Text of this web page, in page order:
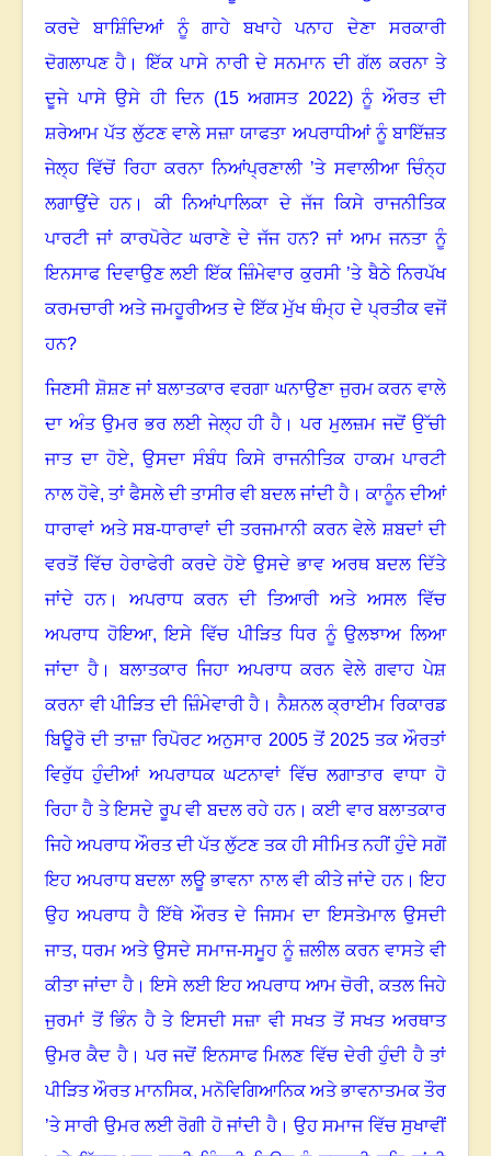
ਕਰਦੇ ਬਾਸ਼ਿੰਦਿਆਂ ਨੂੰ ਗਾਹੇ ਬਖਾਹੇ ਪਨਾਹ ਦੇਣਾ ਸਰਕਾਰੀ
ਦੋਗਲਾਪਣ ਹੈ ।ਇੱਕ ਪਾਸੇ ਨਾਰੀ ਦੇ ਸਨਮਾਨ ਦੀ ਗੱਲ ਕਰਨਾ ਤੇ
ਦੂਜੇ ਪਾਸੇ ਉਸੇ ਹੀ ਦਿਨ (15 ਅਗਸਤ 2022) ਨੂੰ ਔਰਤ ਦੀ
ਸ਼ਰੇਆਮ ਪੱਤ ਲੁੱਟਣ ਵਾਲੇ ਸਜ਼ਾ ਯਾਫਤਾ ਅਪਰਾਧੀਆਂ ਨੂੰ ਬਾਇੱਜ਼ਤ
ਜੇਲ੍ਹ ਵਿੱਚੋਂ ਰਿਹਾ ਕਰਨਾ ਨਿਆਂਪ੍ਰਣਾਲੀ ’ਤੇ ਸਵਾਲੀਆ ਚਿੰਨ੍ਹ
ਲਗਾਉਂਦੇ ਹਨ।ਕੀ ਨਿਆਂਪਾਲਿਕਾ ਦੇ ਜੱਜ ਕਿਸੇ ਰਾਜਨੀਤਿਕ
ਪਾਰਟੀ ਜਾਂ ਕਾਰਪੋਰੇਟ ਘਰਾਣੇ ਦੇ ਜੱਜ ਹਨ?ਜਾਂ ਆਮ ਜਨਤਾ ਨੂੰ
ਇਨਸਾਫ ਦਿਵਾਉਣ ਲਈ ਇੱਕ ਜ਼ਿੰਮੇਵਾਰ ਕੁਰਸੀ ’ਤੇ ਬੈਠੇ ਨਿਰਪੱਖ
ਕਰਮਚਾਰੀ ਅਤੇ ਜਮਹੂਰੀਅਤ ਦੇ ਇੱਕ ਮੁੱਖ ਥੰਮ੍ਹ ਦੇ ਪ੍ਰਤੀਕ ਵਜੋਂ
ਹਨ?
ਜਿਣਸੀ ਸ਼ੋਸ਼ਣ ਜਾਂ ਬਲਾਤਕਾਰ ਵਰਗਾ ਘਨਾਉਣਾ ਜੁਰਮ ਕਰਨ ਵਾਲੇ
ਦਾ ਅੰਤ ਉਮਰ ਭਰ ਲਈ ਜੇਲ੍ਹ ਹੀ ਹੈ ।ਪਰ ਮੁਲਜ਼ਮ ਜਦੋਂ ਉੱਚੀ
ਜਾਤ ਦਾ ਹੋਏ, ਉਸਦਾ ਸੰਬੰਧ ਕਿਸੇ ਰਾਜਨੀਤਿਕ ਹਾਕਮ ਪਾਰਟੀ
ਨਾਲ ਹੋਵੇ, ਤਾਂ ਫੈਸਲੇ ਦੀ ਤਾਸੀਰ ਵੀ ਬਦਲ ਜਾਂਦੀ ਹੈ ।ਕਾਨੂੰਨ ਦੀਆਂ
ਧਾਰਾਵਾਂ ਅਤੇ ਸਬ-ਧਾਰਾਵਾਂ ਦੀ ਤਰਜਮਾਨੀ ਕਰਨ ਵੇਲੇ ਸ਼ਬਦਾਂ ਦੀ
ਵਰਤੋਂ ਵਿੱਚ ਹੇਰਾਫੇਰੀ ਕਰਦੇ ਹੋਏ ਉਸਦੇ ਭਾਵ ਅਰਥ ਬਦਲ ਦਿੱਤੇ
ਜਾਂਦੇ ਹਨ। ਅਪਰਾਧ ਕਰਨ ਦੀ ਤਿਆਰੀ ਅਤੇ ਅਸਲ ਵਿੱਚ
ਅਪਰਾਧ ਹੋਇਆ,ਇਸੇ ਵਿੱਚ ਪੀੜਿਤ ਧਿਰ ਨੂੰ ਉਲਝਾਅ ਲਿਆ
ਜਾਂਦਾ ਹੈ ।ਬਲਾਤਕਾਰ ਜਿਹਾ ਅਪਰਾਧ ਕਰਨ ਵੇਲੇ ਗਵਾਹ ਪੇਸ਼
ਕਰਨਾ ਵੀ ਪੀੜਿਤ ਦੀ ਜ਼ਿੰਮੇਵਾਰੀ ਹੈ ।ਨੈਸ਼ਨਲ ਕ੍ਰਾਈਮ ਰਿਕਾਰਡ
ਬਿਊਰੋ ਦੀ ਤਾਜ਼ਾ ਰਿਪੋਰਟ ਅਨੁਸਾਰ 2005 ਤੋਂ 2025 ਤਕ ਔਰਤਾਂ
ਵਿਰੁੱਧ ਹੁੰਦੀਆਂ ਅਪਰਾਧਕ ਘਟਨਾਵਾਂ ਵਿੱਚ ਲਗਾਤਾਰ ਵਾਧਾ ਹੋ
ਰਿਹਾ ਹੈ ਤੇ ਇਸਦੇ ਰੂਪ ਵੀ ਬਦਲ ਰਹੇ ਹਨ।ਕਈ ਵਾਰ ਬਲਾਤਕਾਰ
ਜਿਹੇ ਅਪਰਾਧ ਔਰਤ ਦੀ ਪੱਤ ਲੁੱਟਣ ਤਕ ਹੀ ਸੀਮਿਤ ਨਹੀਂ ਹੁੰਦੇ ਸਗੋਂ
ਇਹ ਅਪਰਾਧ ਬਦਲਾ ਲਊ ਭਾਵਨਾ ਨਾਲ ਵੀ ਕੀਤੇ ਜਾਂਦੇ ਹਨ।ਇਹ
ਉਹ ਅਪਰਾਧ ਹੈ ਇੱਥੇ ਔਰਤ ਦੇ ਜਿਸਮ ਦਾ ਇਸਤੇਮਾਲ ਉਸਦੀ
ਜਾਤ,ਧਰਮ ਅਤੇ ਉਸਦੇ ਸਮਾਜ-ਸਮੂਹ ਨੂੰ ਜ਼ਲੀਲ ਕਰਨ ਵਾਸਤੇ ਵੀ
ਕੀਤਾ ਜਾਂਦਾ ਹੈ।ਇਸੇ ਲਈ ਇਹ ਅਪਰਾਧ ਆਮ ਚੋਰੀ,ਕਤਲ ਜਿਹੇ
ਜੁਰਮਾਂ ਤੋਂ ਭਿੰਨ ਹੈ ਤੇ ਇਸਦੀ ਸਜ਼ਾ ਵੀ ਸਖਤ ਤੋਂ ਸਖਤ ਅਰਥਾਤ
ਉਮਰ ਕੈਦ ਹੈ।ਪਰ ਜਦੋਂ ਇਨਸਾਫ ਮਿਲਣ ਵਿੱਚ ਦੇਰੀ ਹੁੰਦੀ ਹੈ ਤਾਂ
ਪੀੜਿਤ ਔਰਤ ਮਾਨਸਿਕ, ਮਨੋਵਿਗਿਆਨਿਕ ਅਤੇ ਭਾਵਨਾਤਮਕ ਤੌਰ
’ਤੇ ਸਾਰੀ ਉਮਰ ਲਈ ਰੋਗੀ ਹੋ ਜਾਂਦੀ ਹੈ। ਉਹ ਸਮਾਜ ਵਿੱਚ ਸੁਖਾਵੀਂ